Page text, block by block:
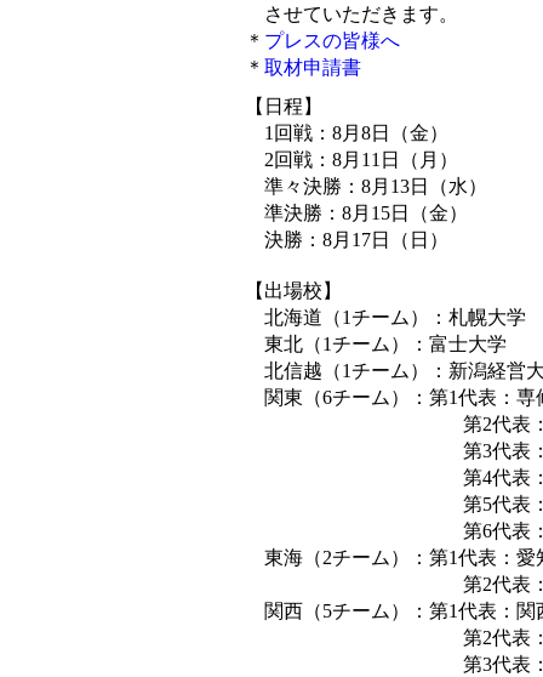
させていただきます。
＊ プレスの皆様へ
＊ 取材申請書
【日程】
1回戦：8月8日（金）
2回戦：8月11日（月）
準々決勝：8月13日（水）
準決勝：8月15日（金）
決勝：8月17日（日）
【出場校】
北海道（1チーム）：札幌大学
東北（1チーム）：富士大学
北信越（1チーム）：新潟経営
関東（6チーム）：第1代表：専
第2代表：駒澤
第3代表：国士
第4代表：青山
第5代表：流通
第6代表：法政
東海（2チーム）：第1代表：愛
第2代表：東海
関西（5チーム）：第1代表：関
第2代表：大阪
第3代表：関西